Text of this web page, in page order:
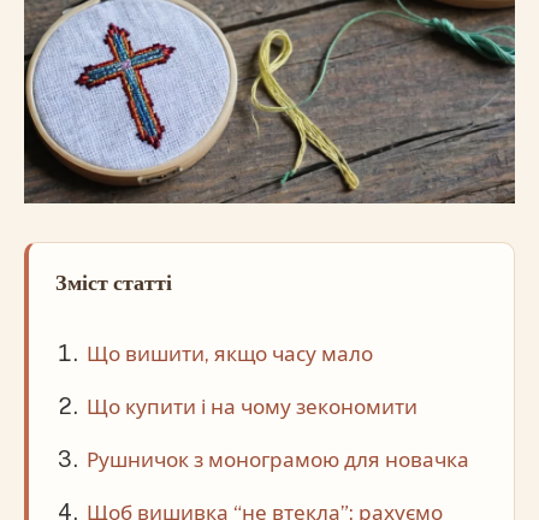
Зміст статті
Що вишити, якщо часу мало
Що купити і на чому зекономити
Рушничок з монограмою для новачка
Щоб вишивка “не втекла”: рахуємо